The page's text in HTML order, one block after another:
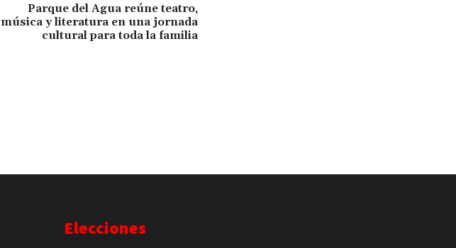
Parque del Agua reúne teatro,
música y literatura en una jornada
cultural para toda la familia
Elecciones